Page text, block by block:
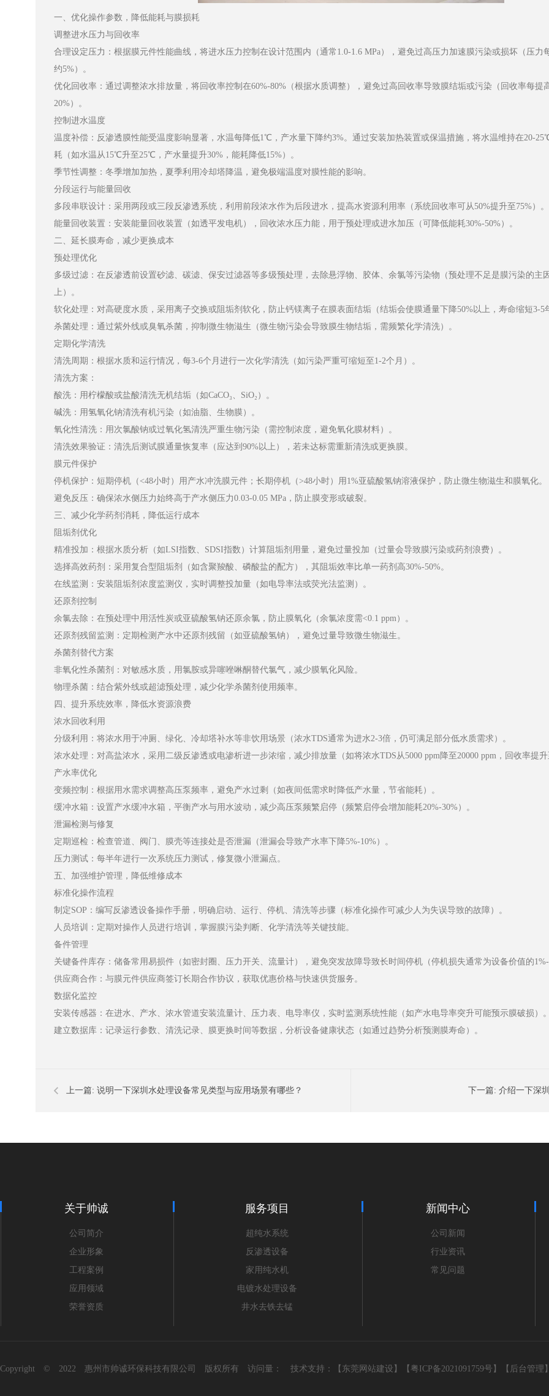
一、优化操作参数，降低能耗与膜损耗
调整进水压力与回收率
合理设定压力：根据膜元件性能曲线，将进水压力控制在设计范围内（通常1.0-1.6 MPa），避免过高压力加速膜污染或损坏（压力
约5%）。
优化回收率：通过调整浓水排放量，将回收率控制在60%-80%（根据水质调整），避免过高回收率导致膜结垢或污染（回收率每提
20%）。
控制进水温度
温度补偿：反渗透膜性能受温度影响显著，水温每降低1℃，产水量下降约3%。通过安装加热装置或保温措施，将水温维持在20-
耗（如水温从15℃升至25℃，产水量提升30%，能耗降低15%）。
季节性调整：冬季增加加热，夏季利用冷却塔降温，避免极端温度对膜性能的影响。
分段运行与能量回收
多段串联设计：采用两段或三段反渗透系统，利用前段浓水作为后段进水，提高水资源利用率（系统回收率可从50%提升至75%）。
能量回收装置：安装能量回收装置（如透平发电机），回收浓水压力能，用于预处理或进水加压（可降低能耗30%-50%）。
二、延长膜寿命，减少更换成本
预处理优化
多级过滤：在反渗透前设置砂滤、碳滤、保安过滤器等多级预处理，去除悬浮物、胶体、余氯等污染物（预处理不足是膜污染的主
上）。
软化处理：对高硬度水质，采用离子交换或阻垢剂软化，防止钙镁离子在膜表面结垢（结垢会使膜通量下降50%以上，寿命缩短3-5
杀菌处理：通过紫外线或臭氧杀菌，抑制微生物滋生（微生物污染会导致膜生物结垢，需频繁化学清洗）。
定期化学清洗
清洗周期：根据水质和运行情况，每3-6个月进行一次化学清洗（如污染严重可缩短至1-2个月）。
清洗方案：
酸洗：用柠檬酸或盐酸清洗无机结垢（如CaCO₃、SiO₂）。
碱洗：用氢氧化钠清洗有机污染（如油脂、生物膜）。
氧化性清洗：用次氯酸钠或过氧化氢清洗严重生物污染（需控制浓度，避免氧化膜材料）。
清洗效果验证：清洗后测试膜通量恢复率（应达到90%以上），若未达标需重新清洗或更换膜。
膜元件保护
停机保护：短期停机（<48小时）用产水冲洗膜元件；长期停机（>48小时）用1%亚硫酸氢钠溶液保护，防止微生物滋生和膜氧化。
避免反压：确保浓水侧压力始终高于产水侧压力0.03-0.05 MPa，防止膜变形或破裂。
三、减少化学药剂消耗，降低运行成本
阻垢剂优化
精准投加：根据水质分析（如LSI指数、SDSI指数）计算阻垢剂用量，避免过量投加（过量会导致膜污染或药剂浪费）。
选择高效药剂：采用复合型阻垢剂（如含聚羧酸、磷酸盐的配方），其阻垢效率比单一药剂高30%-50%。
在线监测：安装阻垢剂浓度监测仪，实时调整投加量（如电导率法或荧光法监测）。
还原剂控制
余氯去除：在预处理中用活性炭或亚硫酸氢钠还原余氯，防止膜氧化（余氯浓度需<0.1 ppm）。
还原剂残留监测：定期检测产水中还原剂残留（如亚硫酸氢钠），避免过量导致微生物滋生。
杀菌剂替代方案
非氧化性杀菌剂：对敏感水质，用氯胺或异噻唑啉酮替代氯气，减少膜氧化风险。
物理杀菌：结合紫外线或超滤预处理，减少化学杀菌剂使用频率。
四、提升系统效率，降低水资源浪费
浓水回收利用
分级利用：将浓水用于冲厕、绿化、冷却塔补水等非饮用场景（浓水TDS通常为进水2-3倍，仍可满足部分低水质需求）。
浓水处理：对高盐浓水，采用二级反渗透或电渗析进一步浓缩，减少排放量（如将浓水TDS从5000 ppm降至20000 ppm，回收率提
产水率优化
变频控制：根据用水需求调整高压泵频率，避免产水过剩（如夜间低需求时降低产水量，节省能耗）。
缓冲水箱：设置产水缓冲水箱，平衡产水与用水波动，减少高压泵频繁启停（频繁启停会增加能耗20%-30%）。
泄漏检测与修复
定期巡检：检查管道、阀门、膜壳等连接处是否泄漏（泄漏会导致产水率下降5%-10%）。
压力测试：每半年进行一次系统压力测试，修复微小泄漏点。
五、加强维护管理，降低维修成本
标准化操作流程
制定SOP：编写反渗透设备操作手册，明确启动、运行、停机、清洗等步骤（标准化操作可减少人为失误导致的故障）。
人员培训：定期对操作人员进行培训，掌握膜污染判断、化学清洗等关键技能。
备件管理
关键备件库存：储备常用易损件（如密封圈、压力开关、流量计），避免突发故障导致长时间停机（停机损失通常为设备价值的
供应商合作：与膜元件供应商签订长期合作协议，获取优惠价格与快速供货服务。
数据化监控
安装传感器：在进水、产水、浓水管道安装流量计、压力表、电导率仪，实时监测系统性能（如产水电导率突升可能预示膜破损）
建立数据库：记录运行参数、清洗记录、膜更换时间等数据，分析设备健康状态（如通过趋势分析预测膜寿命）。
上一篇: 说明一下深圳水处理设备常见类型与应用场景有哪些？ 下一篇: 介绍一下深
关于帅诚
公司简介
企业形象
工程案例
应用领域
荣誉资质
服务项目
超纯水系统
反渗透设备
家用纯水机
电镀水处理设备
井水去铁去锰
新闻中心
公司新闻
行业资讯
常见问题
Copyright © 2022 惠州市帅诚环保科技有限公司 版权所有 访问量： 技术支持： 【东莞网站建设】 【粤ICP备2021091759号】 【后台管理